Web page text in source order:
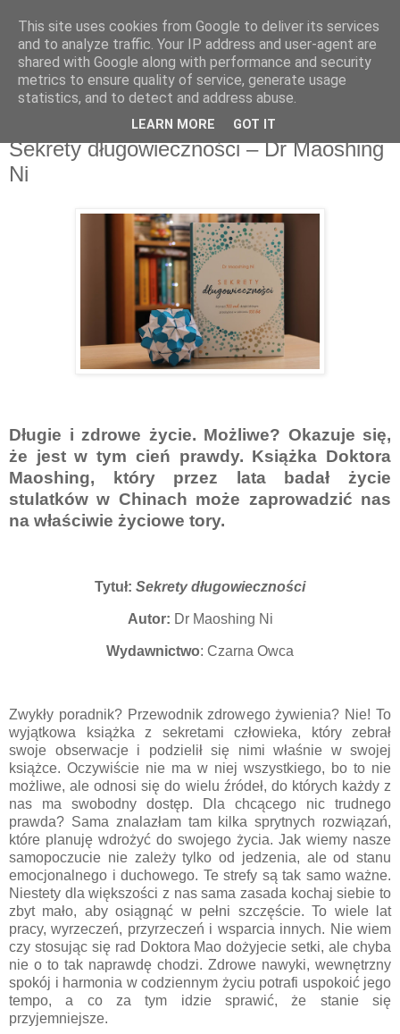
Recenzje na widelcu
Portal kulturalny - książki, recenzje, inspiracje, konkursy.
poniedziałek, 11 stycznia 2021
Sekrety długowieczności – Dr Maoshing
Ni
Długie i zdrowe życie. Możliwe? Okazuje się,
że jest w tym cień prawdy. Książka Doktora
Maoshing, który przez lata badał życie
stulatków w Chinach może zaprowadzić nas
na właściwie życiowe tory.
Tytuł: Sekrety długowieczności
Autor: Dr Maoshing Ni
Wydawnictwo: Czarna Owca
Zwykły poradnik? Przewodnik zdrowego żywienia? Nie! To
wyjątkowa książka z sekretami człowieka, który zebrał
swoje obserwacje i podzielił się nimi właśnie w swojej
książce. Oczywiście nie ma w niej wszystkiego, bo to nie
możliwe, ale odnosi się do wielu źródeł, do których każdy z
nas ma swobodny dostęp. Dla chcącego nic trudnego
prawda? Sama znalazłam tam kilka sprytnych rozwiązań,
które planuję wdrożyć do swojego życia. Jak wiemy nasze
samopoczucie nie zależy tylko od jedzenia, ale od stanu
emocjonalnego i duchowego. Te strefy są tak samo ważne.
Niestety dla większości z nas sama zasada kochaj siebie to
zbyt mało, aby osiągnąć w pełni szczęście. To wiele lat
pracy, wyrzeczeń, przyrzeczeń i wsparcia innych. Nie wiem
czy stosując się rad Doktora Mao dożyjecie setki, ale chyba
nie o to tak naprawdę chodzi. Zdrowe nawyki, wewnętrzny
spokój i harmonia w codziennym życiu potrafi uspokoić jego
tempo, a co za tym idzie sprawić, że stanie się
przyjemniejsze.
This site uses cookies from Google to deliver its services
and to analyze traffic. Your IP address and user-agent are
shared with Google along with performance and security
metrics to ensure quality of service, generate usage
statistics, and to detect and address abuse.
LEARN MORE GOT IT